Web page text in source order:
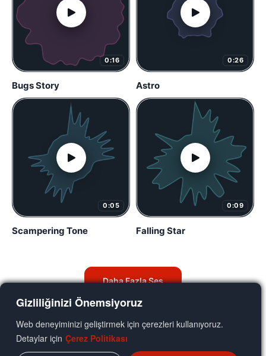
Gizliliğinizi Önemsiyoruz
Web deneyiminizi geliştirmek için çerezleri kullanıyoruz.
Detaylar için Çerez Politikası
0:16
Bugs Story
0:26
Astro
0:05
Scampering Tone
0:09
Falling Star
Daha Fazla Ses